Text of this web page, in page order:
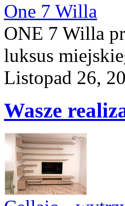
One 7 Willa
ONE 7 Willa
luksus
Listopad 26,
Wasze